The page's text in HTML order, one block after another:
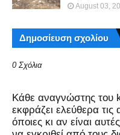
August 03,
Δημοσίευση σχολίου
0 Σχόλια
Kάθε αναγνώστης του
εκφράζει ελεύθερα
όποιες κι αν είναι